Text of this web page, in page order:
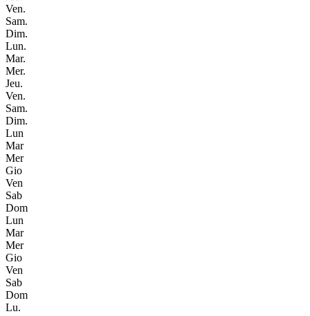
Ven.
Sam.
Dim.
Lun.
Mar.
Mer.
Jeu.
Ven.
Sam.
Dim.
Lun
Mar
Mer
Gio
Ven
Sab
Dom
Lun
Mar
Mer
Gio
Ven
Sab
Dom
Lu.